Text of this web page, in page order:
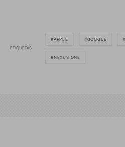
ETIQUETAS
APPLE GOOGLE
NEXUS ONE